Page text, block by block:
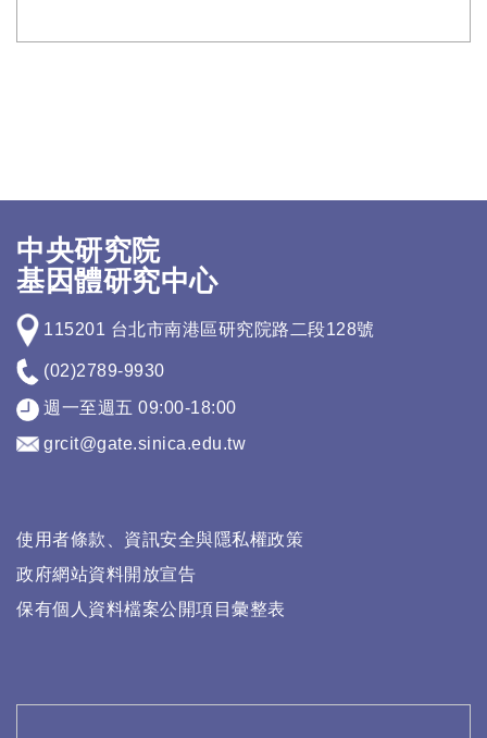
中央研究院
基因體研究中心
115201 台北市南港區研究院路二段128號
(02)2789-9930
週一至週五 09:00-18:00
grcit@gate.sinica.edu.tw
使用者條款、資訊安全與隱私權政策
政府網站資料開放宣告
保有個人資料檔案公開項目彙整表